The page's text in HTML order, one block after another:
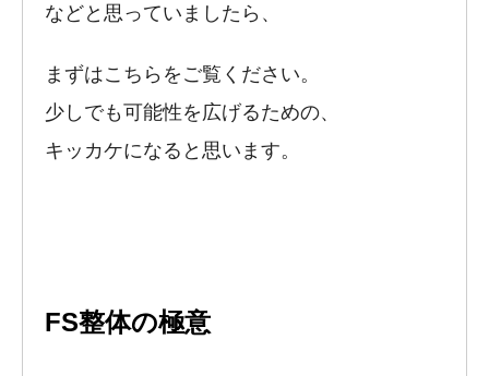
などと思っていましたら、
まずはこちらをご覧ください。
少しでも可能性を広げるための、
キッカケになると思います。
FS整体の極意